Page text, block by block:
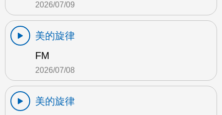
2026/07/09
美的旋律
FM
2026/07/08
美的旋律